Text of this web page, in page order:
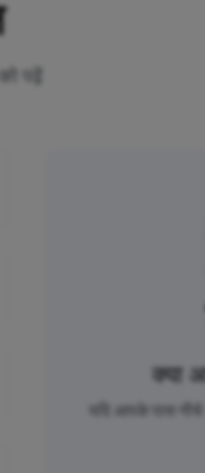
पढ़ें
क्या
यदि आपके पास